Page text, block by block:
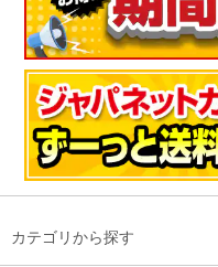
カテゴリから探す